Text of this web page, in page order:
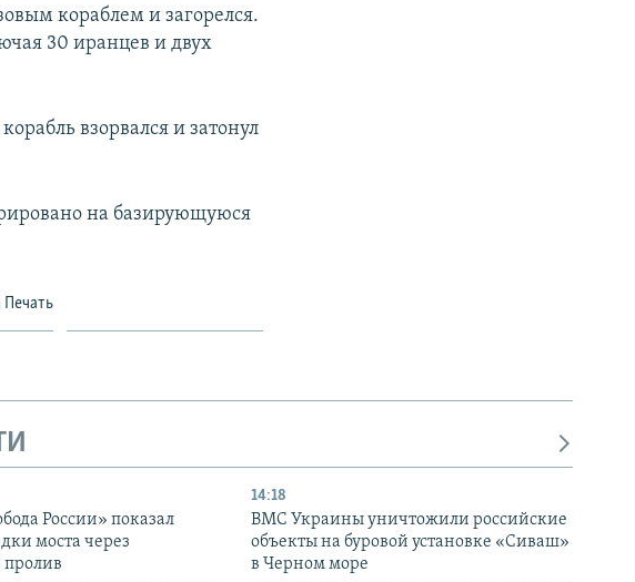
кораблем и загорелся.
30 иранцев и двух
взорвался и затонул
на базирующуюся
Печать
России» показал
моста через
14:18
ВМС Украины уничтожили российские
объекты на буровой установке «Сиваш»
в Черном море